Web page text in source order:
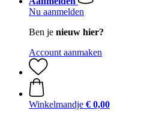
Nu aanmelden
Ben je nieuw hier?
Account aanmaken
Winkelmandje € 0,00